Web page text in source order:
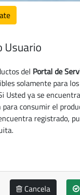
Usuario
del Portal de
solamente para
Usted ya se
consumir el
registrado,
Cancela